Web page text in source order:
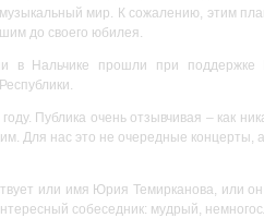
мир. К сожалению, этим
до своего юбилея.
в Нальчике прошли при
Публика очень отзывчивая – как
Для нас это не очередные концерты,
или имя Юрия Темирканова, или
собеседник: мудрый,